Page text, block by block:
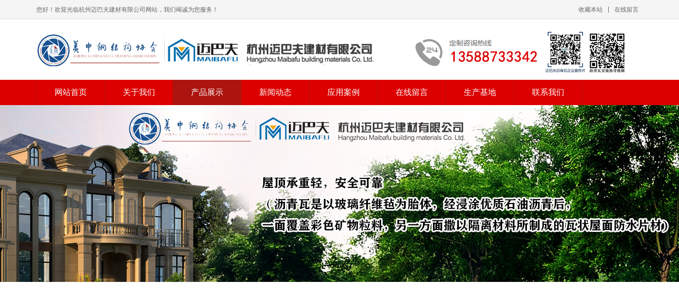
您好！欢迎光临杭州迈巴夫建材有限公司网站，我们竭诚为您服务！ 收藏本站 在线留言
网站首页 关于我们 产品展示 新闻动态 应用案例 在线留言 生产基地 联系我们